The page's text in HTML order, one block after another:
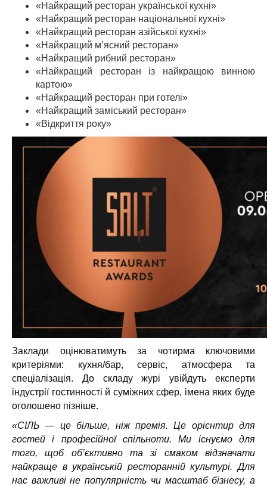
«Найкращий ресторан української кухні»
«Найкращий ресторан національної кухні»
«Найкращий ресторан азійської кухні»
«Найкращий м’ясний ресторан»
«Найкращий рибний ресторан»
«Найкращий ресторан із найкращою винною
картою»
«Найкращий ресторан при готелі»
«Найкращий заміський ресторан»
«Відкриття року»
Заклади оцінюватимуть за чотирма ключовими
критеріями: кухня/бар, сервіс, атмосфера та
спеціалізація. До складу журі увійдуть експерти
індустрії гостинності й суміжних сфер, імена яких буде
оголошено пізніше.
«СІЛЬ — це більше, ніж премія. Це орієнтир для
гостей і професійної спільноти. Ми існуємо для
того, щоб об’єктивно та зі смаком відзначати
найкраще в українській ресторанній культурі. Для
нас важливі не популярність чи масштаб бізнесу, а